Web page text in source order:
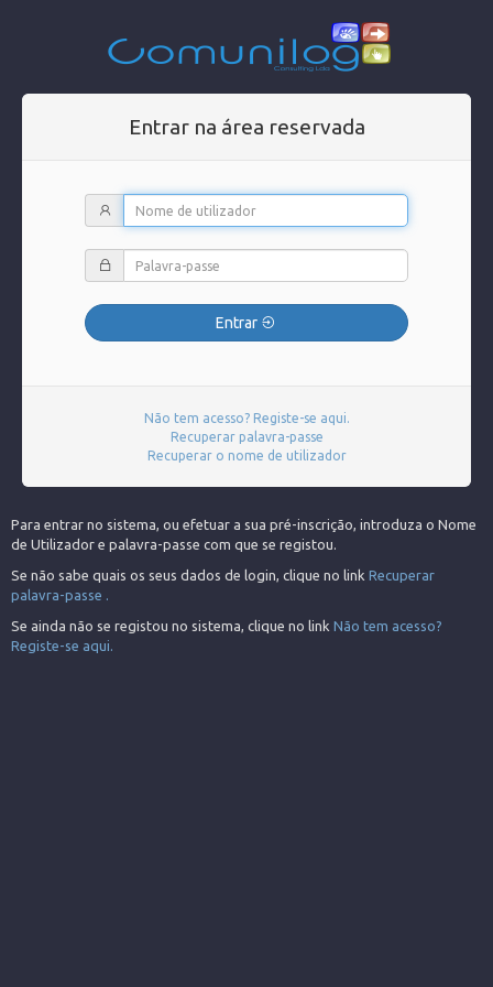
Entrar na área reservada
Entrar
Não tem acesso? Registe-se aqui.
Recuperar palavra-passe
Recuperar o nome de utilizador
Para entrar no sistema, ou efetuar a sua pré-inscrição, introduza o Nome
de Utilizador e palavra-passe com que se registou.
Se não sabe quais os seus dados de login, clique no link Recuperar
palavra-passe .
Se ainda não se registou no sistema, clique no link Não tem acesso?
Registe-se aqui.